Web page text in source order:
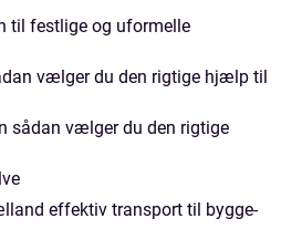
til festlige og uformelle
vælger du den rigtige hjælp til
sådan vælger du den rigtige
effektiv transport til bygge-